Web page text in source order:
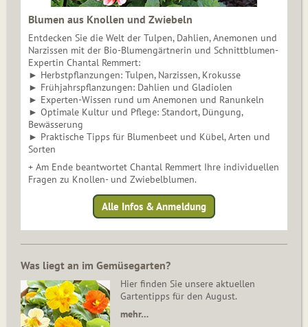
Blumen aus Knollen und Zwiebeln
Entdecken Sie die Welt der Tulpen, Dahlien, Anemonen und
Narzissen mit der Bio-Blumengärtnerin und Schnittblumen-
Expertin Chantal Remmert:
► Herbstpflanzungen: Tulpen, Narzissen, Krokusse
► Frühjahrspflanzungen: Dahlien und Gladiolen
► Experten-Wissen rund um Anemonen und Ranunkeln
► Optimale Kultur und Pflege: Standort, Düngung,
Bewässerung
► Praktische Tipps für Blumenbeet und Kübel, Arten und
Sorten
+ Am Ende beantwortet Chantal Remmert Ihre individuellen
Fragen zu Knollen- und Zwiebelblumen.
Alle Infos & Anmeldung
Was liegt an im Gemüsegarten?
Hier finden Sie unsere aktuellen
Gartentipps für den August.
mehr…